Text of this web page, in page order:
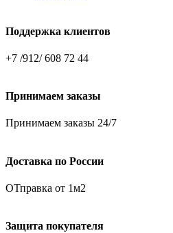
Поддержка клиентов
+7 /912/ 608 72 44
Принимаем заказы
Принимаем заказы 24/7
Доставка по России
ОТправка от 1м2
Защита покупателя